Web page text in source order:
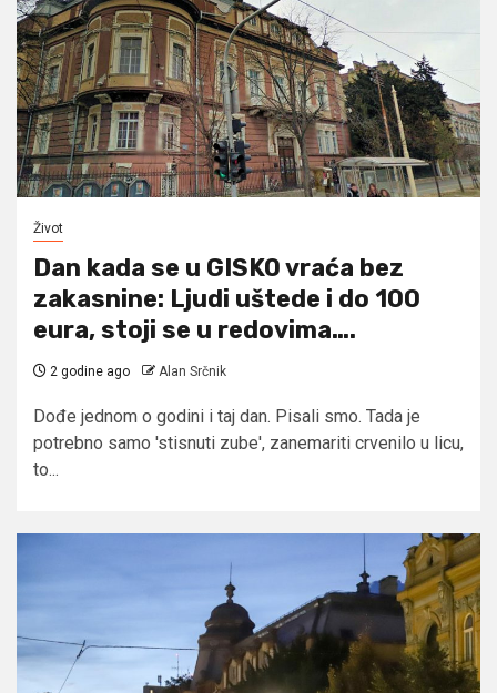
Život
Dan kada se u GISKO vraća bez
zakasnine: Ljudi uštede i do 100
eura, stoji se u redovima….
2 godine ago Alan Srčnik
Dođe jednom o godini i taj dan. Pisali smo. Tada je
potrebno samo 'stisnuti zube', zanemariti crvenilo u licu,
to...